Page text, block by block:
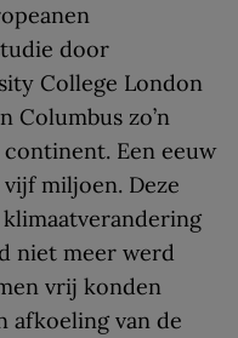
door
College London
Columbus zo’n
Een eeuw
miljoen. Deze
niet meer werd
vrij konden
afkoeling van de